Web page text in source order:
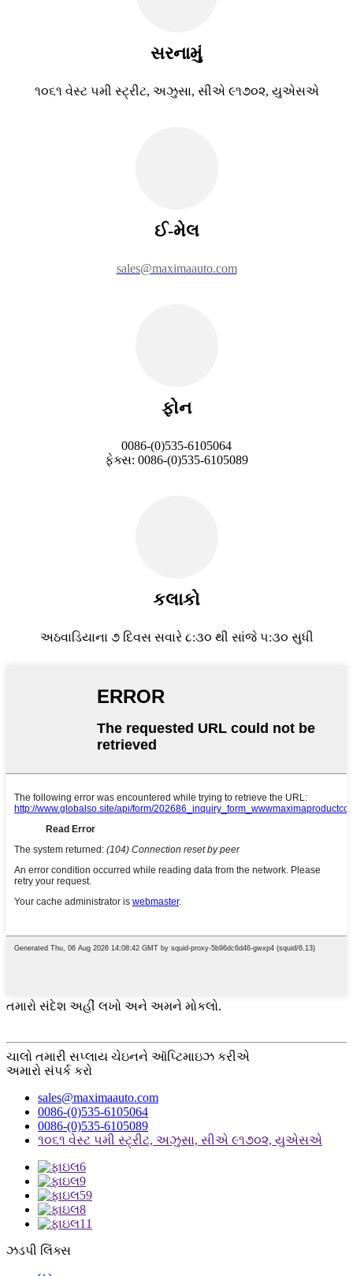
સરનામું
૧૦૬૧ વેસ્ટ ૫મી સ્ટ્રીટ, અઝુસા, સીએ ૯૧૭૦૨, યુએસએ
ઈ-મેલ
sales@maximaauto.com
ફોન
0086-(0)535-6105064
ફેક્સ: 0086-(0)535-6105089
કલાકો
અઠવાડિયાના ૭ દિવસ સવારે ૮:૩૦ થી સાંજે ૫:૩૦ સુધી
તમારો સંદેશ અહીં લખો અને અમને મોકલો.
ચાલો તમારી સપ્લાય ચેઇનને ઑપ્ટિમાઇઝ કરીએ
અમારો સંપર્ક કરો
sales@maximaauto.com
0086-(0)535-6105064
0086-(0)535-6105089
૧૦૬૧ વેસ્ટ ૫મી સ્ટ્રીટ, અઝુસા, સીએ ૯૧૭૦૨, યુએસએ
ઝડપી લિંક્સ